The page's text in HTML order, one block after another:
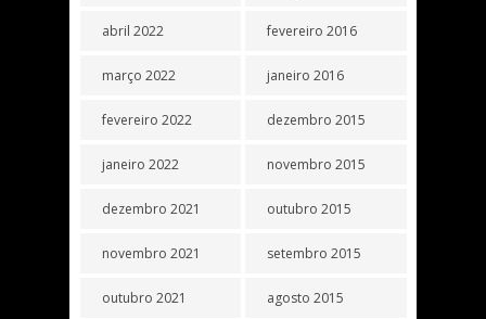
abril 2022
março 2022
fevereiro 2022
janeiro 2022
dezembro 2021
novembro 2021
outubro 2021
fevereiro 2016
janeiro 2016
dezembro 2015
novembro 2015
outubro 2015
setembro 2015
agosto 2015